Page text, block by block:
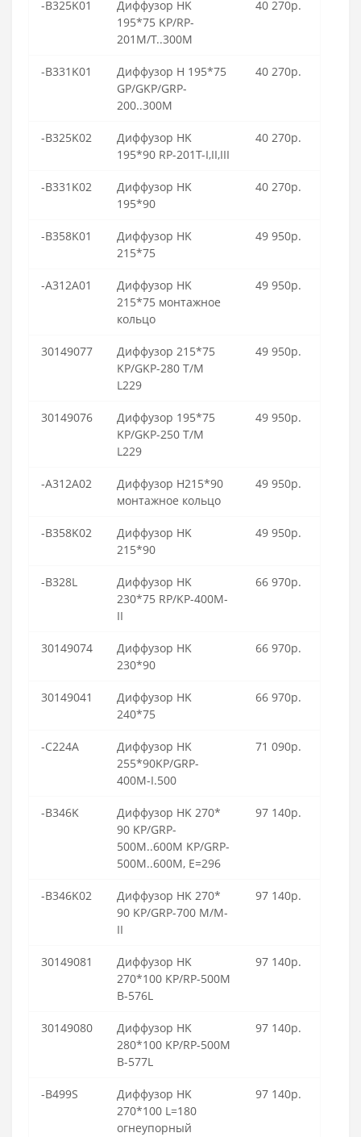
-B325K01
Диффузор HK
195*75 KP/RP-
201M/T..300M
40 270р.
-B331K01
Диффузор H 195*75
GP/GKP/GRP-
200..300M
40 270р.
-B325K02
Диффузор HK
195*90 RP-201T-I,II,III
40 270р.
-B331K02
Диффузор HK
195*90
40 270р.
-B358K01
Диффузор HK
215*75
49 950р.
-A312A01
Диффузор HK
215*75 монтажное
кольцо
49 950р.
30149077
Диффузор 215*75
KP/GKP-280 T/M
L229
49 950р.
30149076
Диффузор 195*75
KP/GKP-250 T/M
L229
49 950р.
-A312A02
Диффузор H215*90
монтажное кольцо
49 950р.
-B358K02
Диффузор HK
215*90
49 950р.
-B328L
Диффузор HK
230*75 RP/KP-400M-
II
66 970р.
30149074
Диффузор HK
230*90
66 970р.
30149041
Диффузор HK
240*75
66 970р.
-C224A
Диффузор HK
255*90KP/GRP-
400M-I.500
71 090р.
-B346K
Диффузор HK 270*
90 KP/GRP-
500M..600M KP/GRP-
500M..600M, E=296
97 140р.
-B346K02
Диффузор HK 270*
90 KP/GRP-700 M/M-
II
97 140р.
30149081
Диффузор HK
270*100 KP/RP-500M
B-576L
97 140р.
30149080
Диффузор HK
280*100 KP/RP-500M
B-577L
97 140р.
-B499S
Диффузор HK
270*100 L=180
огнеупорный
97 140р.